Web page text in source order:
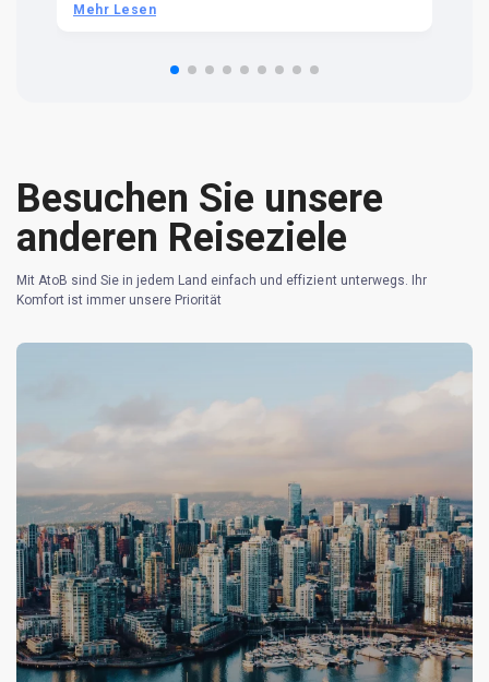
Mehr Lesen
Besuchen Sie unsere
anderen Reiseziele
Mit AtoB sind Sie in jedem Land einfach und effizient unterwegs. Ihr
Komfort ist immer unsere Priorität